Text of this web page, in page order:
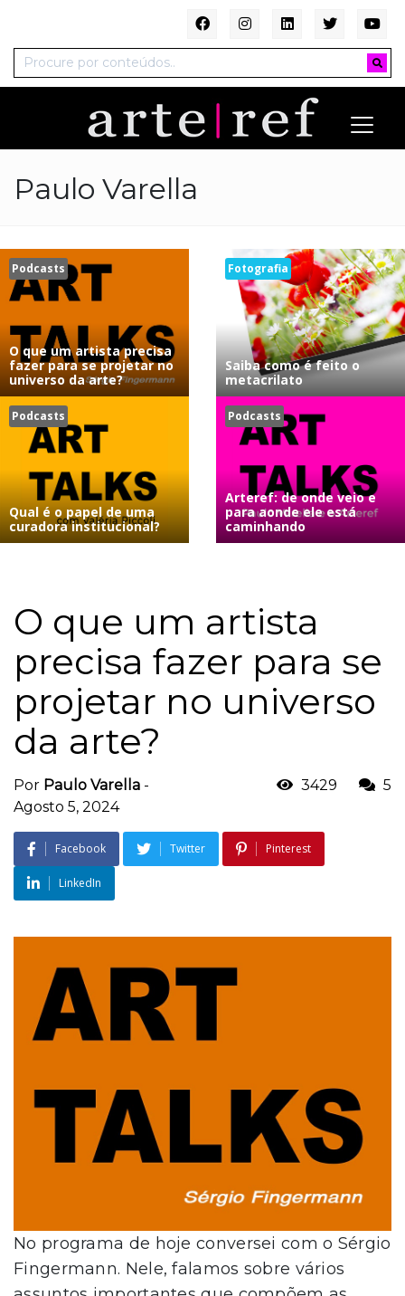
Paulo Varella
Podcasts
O que um artista precisa
fazer para se projetar no
universo da arte?
Fotografia
Saiba como é feito o
metacrilato
Podcasts
Qual é o papel de uma
curadora institucional?
Podcasts
Arteref: de onde veio e
para aonde ele está
caminhando
O que um artista
precisa fazer para se
projetar no universo
da arte?
Por Paulo Varella -
Agosto 5, 2024
3429 5
Facebook Twitter Pinterest
LinkedIn
No programa de hoje conversei com o Sérgio
Fingermann. Nele, falamos sobre vários